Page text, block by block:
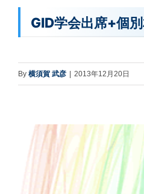
GID学会出席+個
By 横須賀 武彦 2013年12月20日